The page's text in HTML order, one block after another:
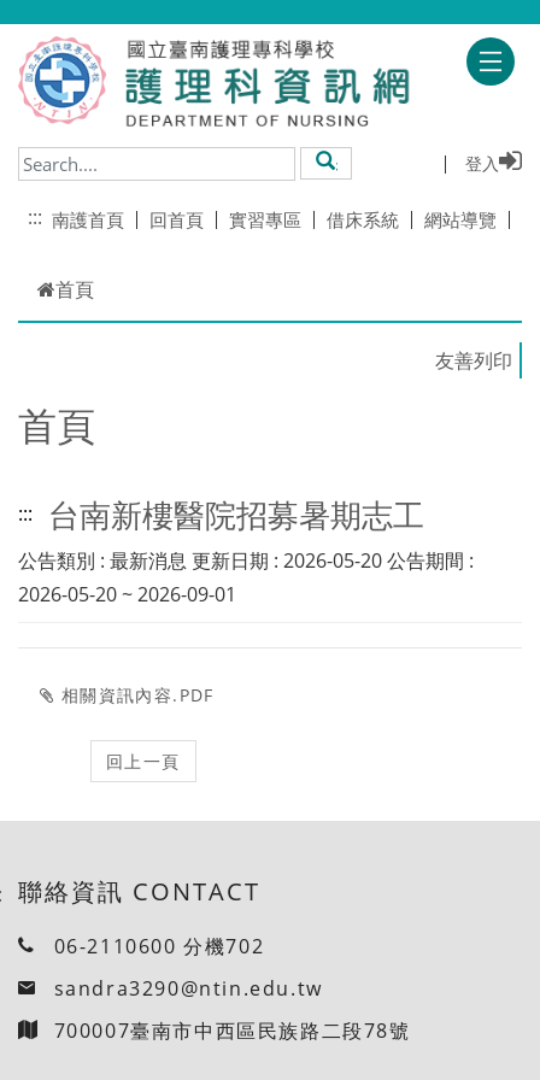
搜尋 登入
::: 南護首頁 回首頁 實習專區 借床系統 網站導覽
首頁
首頁
::: 台南新樓醫院招募暑期志工
公告類別 : 最新消息 更新日期 : 2026-05-20 公告期間 :
2026-05-20 ~ 2026-09-01
相關資訊內容.PDF
聯絡資訊 CONTACT
06-2110600 分機702
sandra3290@ntin.edu.tw
700007臺南市中西區民族路二段78號